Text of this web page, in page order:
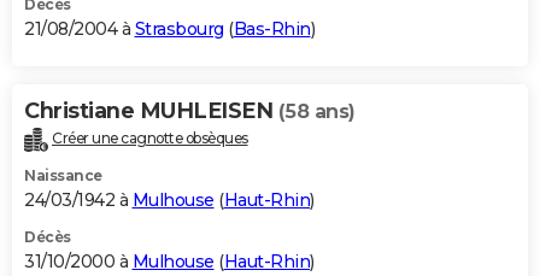
Décès
21/08/2004 à Strasbourg (Bas-Rhin)
Christiane MUHLEISEN (58 ans)
Créer une cagnotte obsèques
Naissance
24/03/1942 à Mulhouse (Haut-Rhin)
Décès
31/10/2000 à Mulhouse (Haut-Rhin)